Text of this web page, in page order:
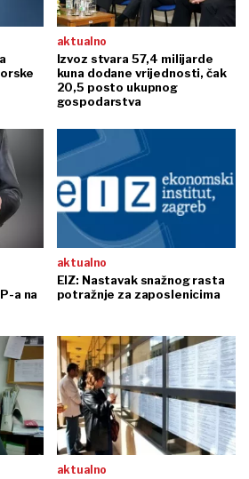
aktualno
Izvoz stvara 57,4 milijarde
kuna dodane vrijednosti, čak
20,5 posto ukupnog
gospodarstva
a na
aktualno
EIZ: Nastavak snažnog rasta
potražnje za zaposlenicima
aktualno